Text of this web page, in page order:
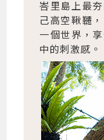
峇里島上最
己高空鞦韆
一個世界，
中的刺激感。